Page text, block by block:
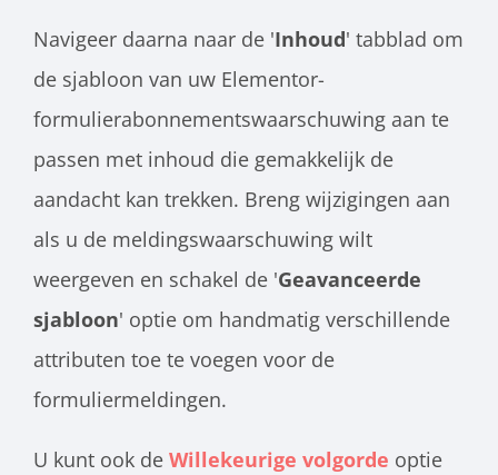
Navigeer daarna naar de 'Inhoud' tabblad om
de sjabloon van uw Elementor-
formulierabonnementswaarschuwing aan te
passen met inhoud die gemakkelijk de
aandacht kan trekken. Breng wijzigingen aan
als u de meldingswaarschuwing wilt
weergeven en schakel de 'Geavanceerde
sjabloon' optie om handmatig verschillende
attributen toe te voegen voor de
formuliermeldingen.
U kunt ook de Willekeurige volgorde optie